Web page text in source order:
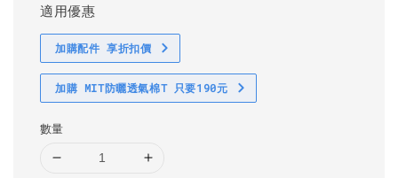
適用優惠
加購配件 享折扣價
加購 MIT防曬透氣棉T 只要190元
數量